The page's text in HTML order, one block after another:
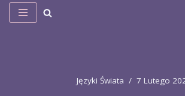
Języki Świata 7 Lutego